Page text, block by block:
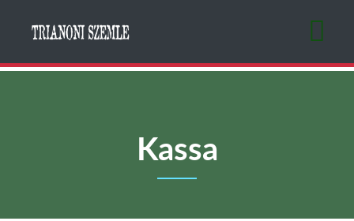
Kassa